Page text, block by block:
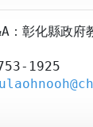
：彰化縣政
1925